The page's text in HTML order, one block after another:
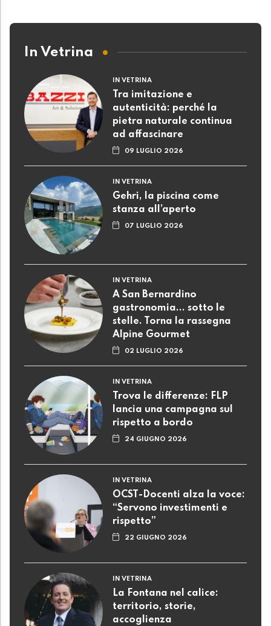
In Vetrina
IN VETRINA
Tra imitazione e
autenticità: perché la
pietra naturale continua
ad affascinare
09 LUGLIO 2026
IN VETRINA
Gehri, la piscina come
stanza all’aperto
07 LUGLIO 2026
IN VETRINA
A San Bernardino
gastronomia... sotto le
stelle. Torna la rassegna
Alpine Gourmet
02 LUGLIO 2026
IN VETRINA
Trova le differenze: FLP
lancia una campagna sul
rispetto a bordo
24 GIUGNO 2026
IN VETRINA
OCST-Docenti alza la voce:
“Servono investimenti e
rispetto”
22 GIUGNO 2026
IN VETRINA
La Fontana nel calice:
territorio, storie,
accoglienza